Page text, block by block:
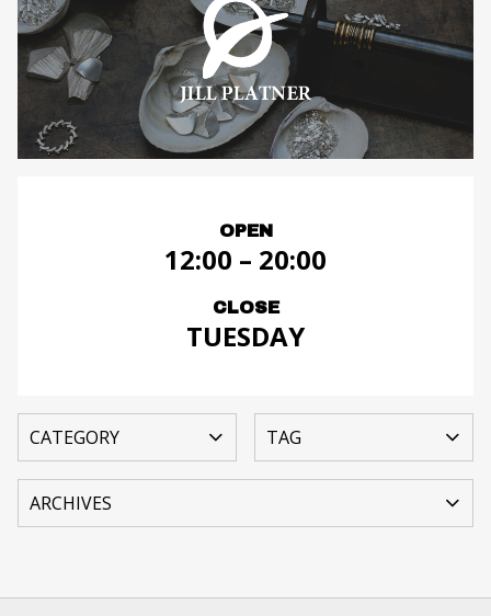
OPEN
12:00 – 20:00
CLOSE
TUESDAY